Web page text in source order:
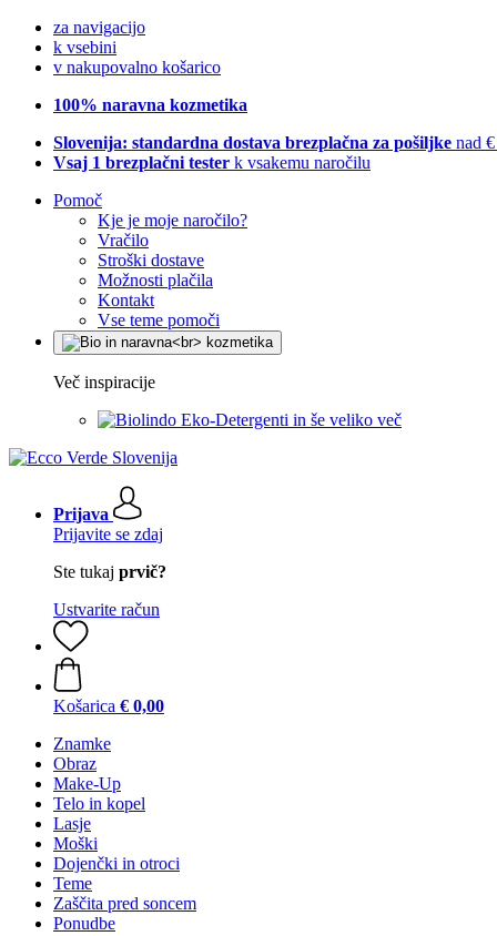
za navigacijo
k vsebini
v nakupovalno košarico
100% naravna kozmetika
Slovenija: standardna dostava brezplačna za pošiljke nad
Vsaj 1 brezplačni tester k vsakemu naročilu
Pomoč
Kje je moje naročilo?
Vračilo
Stroški dostave
Možnosti plačila
Kontakt
Vse teme pomoči
Več inspiracije
Eko-Detergenti in še veliko več
Prijava
Prijavite se zdaj
Ste tukaj prvič?
Ustvarite račun
Košarica € 0,00
Znamke
Obraz
Make-Up
Telo in kopel
Lasje
Moški
Dojenčki in otroci
Teme
Zaščita pred soncem
Ponudbe